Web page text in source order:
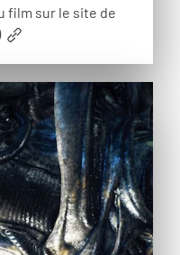
film sur le site de